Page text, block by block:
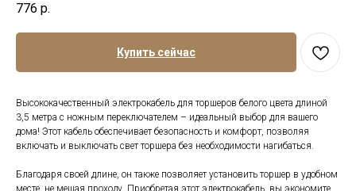
776 р.
Купить сейчас
Высококачественный электрокабель для торшеров белого цвета длиной
3,5 метра с ножным переключателем – идеальный выбор для вашего
дома! Этот кабель обеспечивает безопасность и комфорт, позволяя
включать и выключать свет торшера без необходимости нагибаться.
Благодаря своей длине, он также позволяет установить торшер в удобном